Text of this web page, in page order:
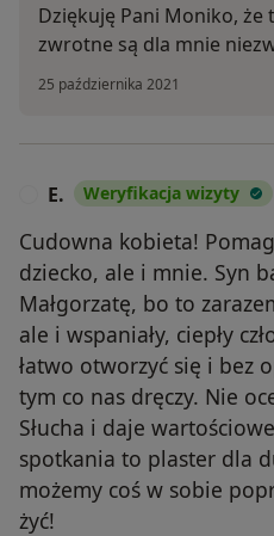
Dziękuję Pani Moniko, że
zwrotne są dla mnie
25 października 2021
E. Weryfikacja wizyty
Cudowna kobieta!
dziecko, ale i mnie. Syn
Małgorzatę, bo to
ale i wspaniały, ciepły
łatwo otworzyć się i bez
tym co nas dręczy. Nie
Słucha i daje
spotkania to plaster dla
możemy coś w sobie
żyć!